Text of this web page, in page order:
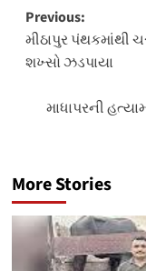
Post
Previous:
મીઠાપુર પંથકમાંથી
શખ્સો ઝડપાયા
માધાપરની
More Stories